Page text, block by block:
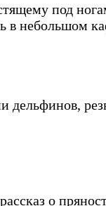
под
в небольшом
дельфинов,
о